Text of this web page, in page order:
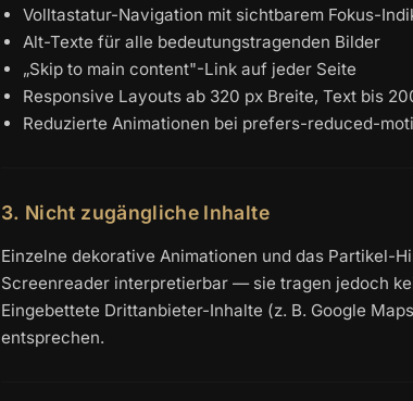
Volltastatur-Navigation mit sichtbarem Fokus-
Alt-Texte für alle bedeutungstragenden Bilder
„Skip to main content"-Link auf jeder Seite
Responsive Layouts ab 320 px Breite, Text bis
Reduzierte Animationen bei prefers-reduced-
3. Nicht zugängliche Inhalte
Einzelne dekorative Animationen und das Partikel-
Screenreader interpretierbar — sie tragen jedoch
Eingebettete Drittanbieter-Inhalte (z. B. Google
entsprechen.